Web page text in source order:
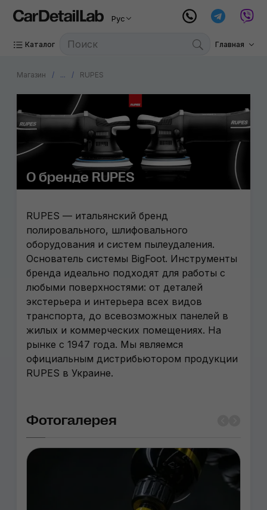
Рус
Каталог Главная
Магазин ... RUPES
О бренде RUPES
RUPES — итальянский бренд
полировального, шлифовального
оборудования и систем пылеудаления.
Основатель системы BigFoot. Инструменты
бренда идеально подходят для работы с
любыми поверхностями: от деталей
экстерьера и интерьера всех видов
транспорта, до всевозможных панелей в
жилых и коммерческих помещениях. На
рынке с 1947 года. Мы являемся
официальным дистрибьютором продукции
RUPES в Украине.
Фотогалерея